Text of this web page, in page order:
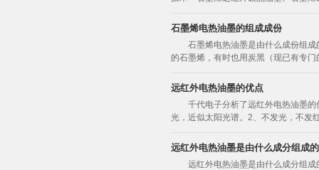
石墨烯电热油墨的组成成份
石墨烯电热油墨是由什么成份组
的石墨烯，有时也用炭黑（现已有专
远红外电热油墨的优点
千代电子分析了远红外电热油墨
光，近似太阳光谱。2、不发光，不
远红外电热油墨是由什么成分组成的
远红外电热油墨是由什么成分组